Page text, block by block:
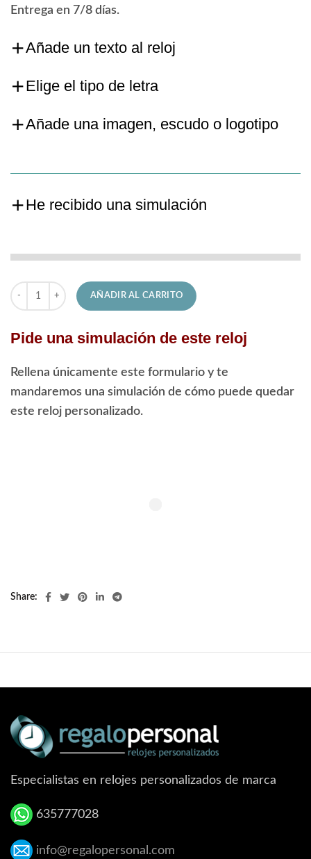
Entrega en 7/8 días.
Añade un texto al reloj
Elige el tipo de letra
Añade una imagen, escudo o logotipo
He recibido una simulación
Reloj Jaguar de Señora J1046/2 Essentia cantidad
AÑADIR AL CARRITO
Pide una simulación de este reloj
Rellena únicamente este formulario y te
mandaremos una simulación de cómo puede quedar
este reloj personalizado.
Share
Especialistas en relojes personalizados de marca
635777028
info@regalopersonal.com